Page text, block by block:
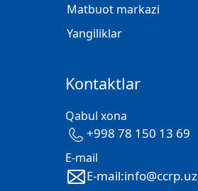
Matbuot markazi
Yangiliklar
Kontaktlar
Qabul xona
+998 78 150 13 69
E-mail
E-mail:info@ccrp.uz